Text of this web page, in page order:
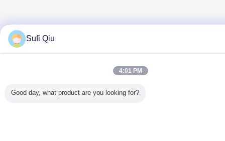
Sufi Qiu
4:01 PM
Good day, what product are you looking for?